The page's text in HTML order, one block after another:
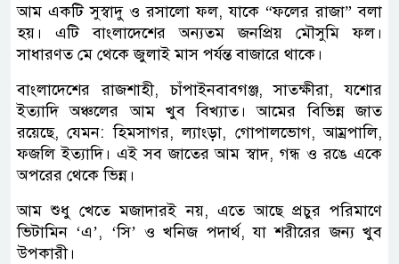
আম একটি সুস্বাদু ও রসালো ফল, যাকে “ফলের রাজা” বলা
হয়। এটি বাংলাদেশের অন্যতম জনপ্রিয় মৌসুমি ফল।
সাধারণত মে থেকে জুলাই মাস পর্যন্ত বাজারে থাকে।
বাংলাদেশের রাজশাহী, চাঁপাইনবাবগঞ্জ, সাতক্ষীরা, যশোর
ইত্যাদি অঞ্চলের আম খুব বিখ্যাত। আমের বিভিন্ন জাত
রয়েছে, যেমন: হিমসাগর, ল্যাংড়া, গোপালভোগ, আম্রপালি,
ফজলি ইত্যাদি। এই সব জাতের আম স্বাদ, গন্ধ ও রঙে একে
অপরের থেকে ভিন্ন।
আম শুধু খেতে মজাদারই নয়, এতে আছে প্রচুর পরিমাণে
ভিটামিন ‘এ’, ‘সি’ ও খনিজ পদার্থ, যা শরীরের জন্য খুব
উপকারী।